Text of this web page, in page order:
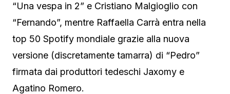
“Una vespa in 2” e Cristiano Malgioglio con
“Fernando”, mentre Raffaella Carrà entra nella
top 50 Spotify mondiale grazie alla nuova
versione (discretamente tamarra) di “Pedro”
firmata dai produttori tedeschi Jaxomy e
Agatino Romero.